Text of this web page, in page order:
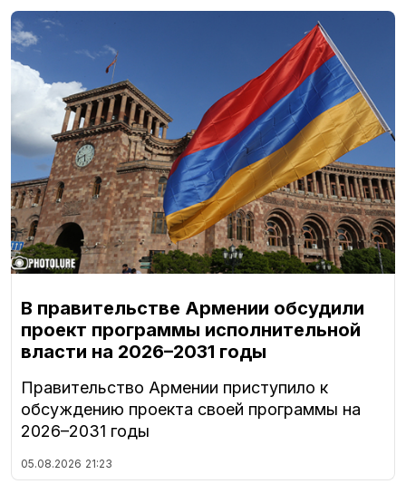
В правительстве Армении обсудили
проект программы исполнительной
власти на 2026–2031 годы
Правительство Армении приступило к
обсуждению проекта своей программы на
2026–2031 годы
05.08.2026 21:23